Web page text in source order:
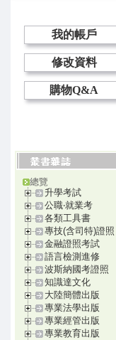
我的帳戶
修改資料
購物Q&A
總覽
升學考試
公職‧就業考
各類工具書
專技(含司特)證照
金融證照考試
語言檢測進修
波斯納國考證照
知識達文化
大陸簡體出版
專業法學出版
專業經管出版
專業教育出版